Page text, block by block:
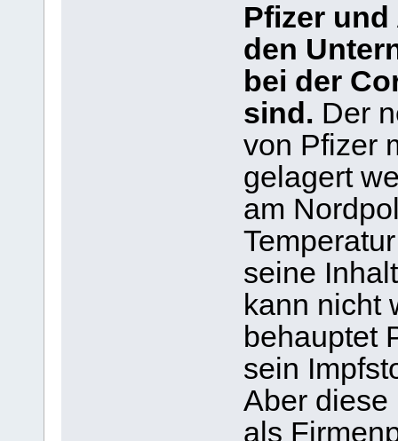
Pfizer
den
bei der
sind. Der
von Pfizer
gelagert
am
seine
kann nicht
behauptet
sein
Aber diese
als